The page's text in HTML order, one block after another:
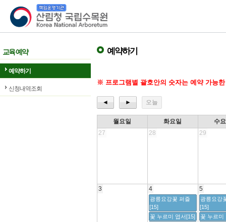
산림청 국립수목원
교육 예약
예약하기
신청내역조회
예약하기
※ 프로그램별 괄호안의 숫자는 예약 가능
◄ ► 오늘
월요일 화요일
수
27
28 29
3 4 5
광릉요강꽃 퍼즐
[15]
광릉요강
[15]
꽃 누르미 엽서[15]
꽃 누르미